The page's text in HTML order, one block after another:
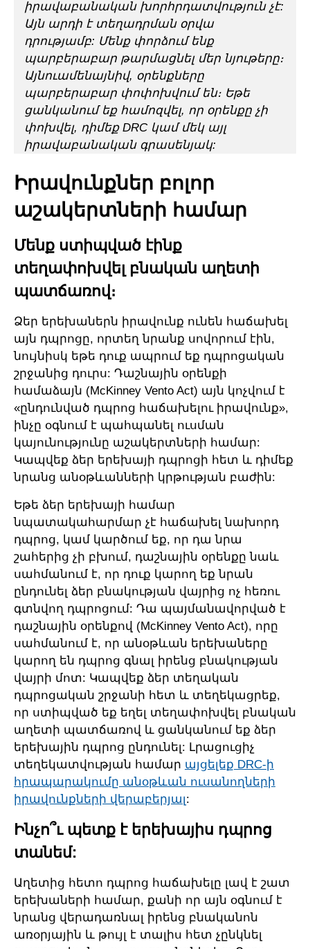
իրավաբանական խորհրդատվություն չէ:
Այն արդի է տեղադրման օրվա
դրությամբ: Մենք փորձում ենք
պարբերաբար թարմացնել մեր նյութերը։
Այնուամենայնիվ, օրենքները
պարբերաբար փոփոխվում են։ Եթե
ցանկանում եք համոզվել, որ օրենքը չի
փոխվել, դիմեք DRC կամ մեկ այլ
իրավաբանական գրասենյակ:
Իրավունքներ բոլոր
աշակերտների համար
Մենք ստիպված էինք
տեղափոխվել բնական աղետի
պատճառով։
Ձեր երեխաներն իրավունք ունեն հաճախել
այն դպրոցը, որտեղ նրանք սովորում էին,
նույնիսկ եթե դուք ապրում եք դպրոցական
շրջանից դուրս: Դաշնային օրենքի
համաձայն (McKinney Vento Act) այն կոչվում է
«ընդունված դպրոց հաճախելու իրավունք»,
ինչը օգնում է պահպանել ուսման
կայունությունը աշակերտների համար:
Կապվեք ձեր երեխայի դպրոցի հետ և դիմեք
նրանց անօթևանների կրթության բաժին:
Եթե ձեր երեխայի համար
նպատակահարմար չէ հաճախել նախորդ
դպրոց, կամ կարծում եք, որ դա նրա
շահերից չի բխում, դաշնային օրենքը նաև
սահմանում է, որ դուք կարող եք նրան
ընդունել ձեր բնակության վայրից ոչ հեռու
գտնվող դպրոցում: Դա պայմանավորված է
դաշնային օրենքով (McKinney Vento Act), որը
սահմանում է, որ անօթևան երեխաները
կարող են դպրոց գնալ իրենց բնակության
վայրի մոտ: Կապվեք ձեր տեղական
դպրոցական շրջանի հետ և տեղեկացրեք,
որ ստիպված եք եղել տեղափոխվել բնական
աղետի պատճառով և ցանկանում եք ձեր
երեխային դպրոց ընդունել: Լրացուցիչ
տեղեկատվության համար այցելեք DRC-ի
հրապարակումը անօթևան ուսանողների
իրավունքների վերաբերյալ:
Ինչո՞ւ պետք է երեխայիս դպրոց
տանեմ:
Աղետից հետո դպրոց հաճախելը լավ է շատ
երեխաների համար, քանի որ այն օգնում է
նրանց վերադառնալ իրենց բնականոն
առօրյային և թույլ է տալիս հետ չընկնել